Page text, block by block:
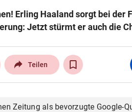
Erling Haaland sorgt bei der
Jetzt stürmt er auch die
Teilen
Zeitung als bevorzugte Google-